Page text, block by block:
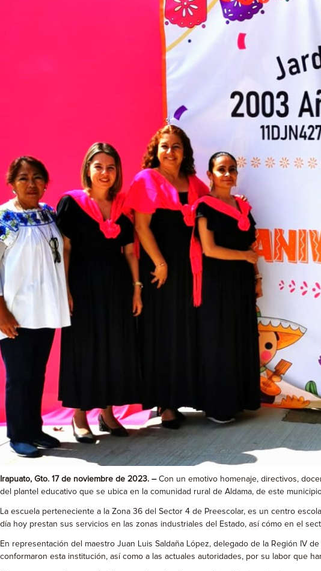
Irapuato, Gto. 17 de noviembre de 2023. – Con un emotivo homenaje, directivos,
del plantel educativo que se ubica en la comunidad rural de Aldama, de este
La escuela perteneciente a la Zona 36 del Sector 4 de Preescolar, es un centro
día hoy prestan sus servicios en las zonas industriales del Estado, así cómo en el
En representación del maestro Juan Luis Saldaña López, delegado de la Región IV
conformaron esta institución, así como a las actuales autoridades, por su labor que